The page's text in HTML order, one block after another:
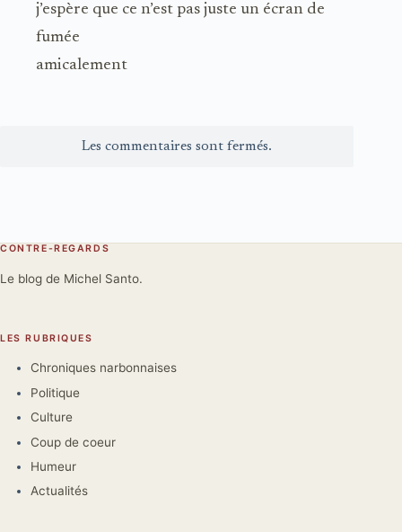
j’espère que ce n’est pas juste un écran de
fumée
amicalement
Les commentaires sont fermés.
CONTRE-REGARDS
Le blog de Michel Santo.
LES RUBRIQUES
Chroniques narbonnaises
Politique
Culture
Coup de coeur
Humeur
Actualités